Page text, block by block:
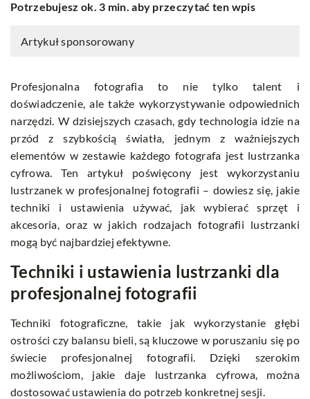
Potrzebujesz ok. 3 min. aby przeczytać ten wpis
Artykuł sponsorowany
Profesjonalna fotografia to nie tylko talent i
doświadczenie, ale także wykorzystywanie odpowiednich
narzędzi. W dzisiejszych czasach, gdy technologia idzie na
przód z szybkością światła, jednym z ważniejszych
elementów w zestawie każdego fotografa jest lustrzanka
cyfrowa. Ten artykuł poświęcony jest wykorzystaniu
lustrzanek w profesjonalnej fotografii – dowiesz się, jakie
techniki i ustawienia używać, jak wybierać sprzęt i
akcesoria, oraz w jakich rodzajach fotografii lustrzanki
mogą być najbardziej efektywne.
Techniki i ustawienia lustrzanki dla
profesjonalnej fotografii
Techniki fotograficzne, takie jak wykorzystanie głębi
ostrości czy balansu bieli, są kluczowe w poruszaniu się po
świecie profesjonalnej fotografii. Dzięki szerokim
możliwościom, jakie daje lustrzanka cyfrowa, można
dostosować ustawienia do potrzeb konkretnej sesji.